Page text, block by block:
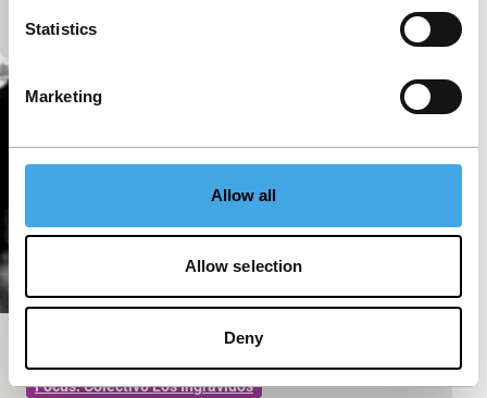
Statistics
Marketing
Allow all
Allow selection
Deny
verwoestende femicidegolf.
Focus: Colectivo Los Ingrávidos